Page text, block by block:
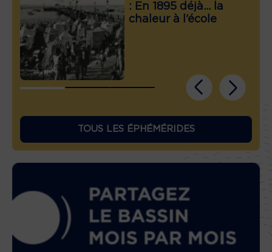
: En 1895 déjà… la
chaleur à l’école
TOUS LES ÉPHÉMÉRIDES